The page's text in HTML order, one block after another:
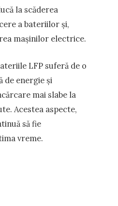
la scăderea
a bateriilor și,
mașinilor electrice.
LFP suferă de o
de energie și
mai slabe la
Acestea aspecte,
să fie
vreme.